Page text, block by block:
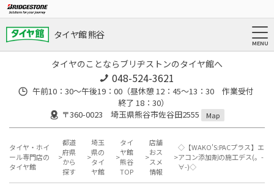
タイヤ館 熊谷
タイヤのことならブリヂストンのタイヤ館へ
048-524-3621
午前10：30～午後19：00（昼休憩 12：45～13：30 作業受付
終了 18：30）
〒360-0023 埼玉県熊谷市佐谷田2555
Map
タイヤ・ホイ
ール専門店の
タイヤ館
都道
府県
から
探す
埼玉
県の
タイ
ヤ館
タイ
ヤ館
熊谷
TOP
店舗
おス
スメ
情報
◇【WAKO'S:PACプラス】エ
アコン添加剤の施工デス(。-
∀-)◇